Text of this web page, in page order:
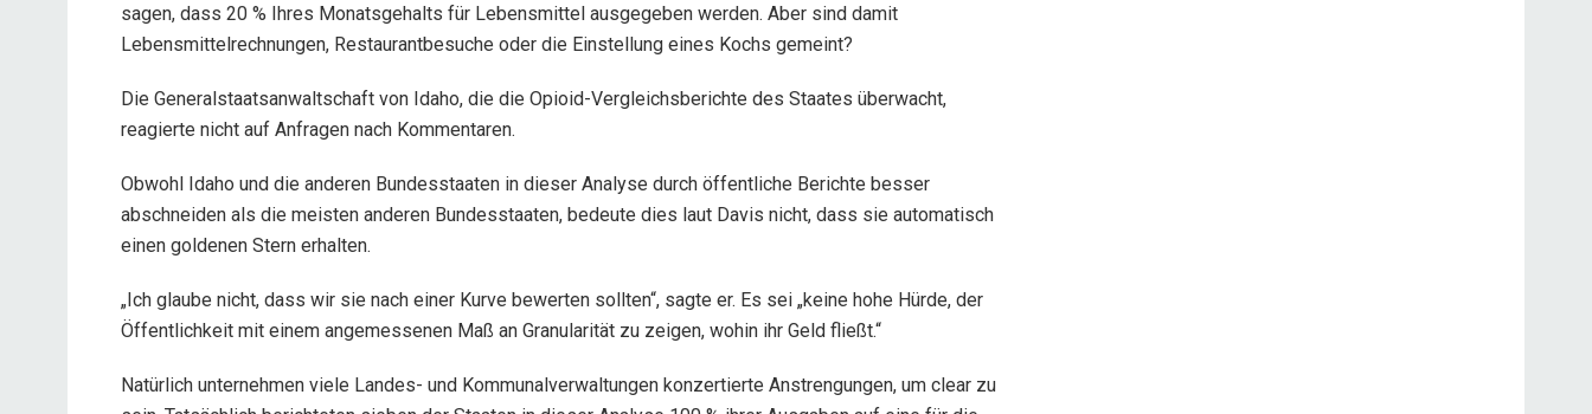
sagen, dass 20 % Ihres Monatsgehalts für Lebensmittel ausgegeben werden. Aber sind damit
Lebensmittelrechnungen, Restaurantbesuche oder die Einstellung eines Kochs gemeint?
Die Generalstaatsanwaltschaft von Idaho, die die Opioid-Vergleichsberichte des Staates überwacht,
reagierte nicht auf Anfragen nach Kommentaren.
Obwohl Idaho und die anderen Bundesstaaten in dieser Analyse durch öffentliche Berichte besser
abschneiden als die meisten anderen Bundesstaaten, bedeute dies laut Davis nicht, dass sie automatisch
einen goldenen Stern erhalten.
„Ich glaube nicht, dass wir sie nach einer Kurve bewerten sollten“, sagte er. Es sei „keine hohe Hürde, der
Öffentlichkeit mit einem angemessenen Maß an Granularität zu zeigen, wohin ihr Geld fließt.“
Natürlich unternehmen viele Landes- und Kommunalverwaltungen konzertierte Anstrengungen, um clear zu